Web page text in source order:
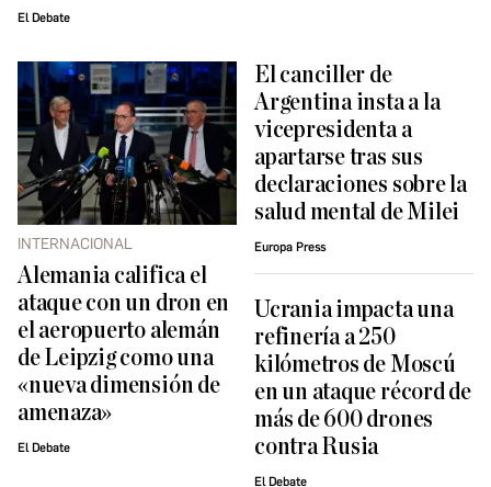
El Debate
INTERNACIONAL
Alemania califica el
ataque con un dron en
el aeropuerto alemán
de Leipzig como una
«nueva dimensión de
amenaza»
El Debate
El canciller de
Argentina insta a la
vicepresidenta a
apartarse tras sus
declaraciones sobre la
salud mental de Milei
Europa Press
Ucrania impacta una
refinería a 250
kilómetros de Moscú
en un ataque récord de
más de 600 drones
contra Rusia
El Debate